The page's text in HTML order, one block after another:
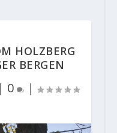
HOLZBERG
BERGEN
| 0 |